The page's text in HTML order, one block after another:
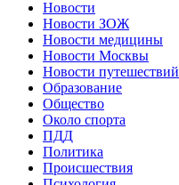
Новости
Новости ЗОЖ
Новости медицины
Новости Москвы
Новости путешествий
Образование
Общество
Около спорта
ПДД
Политика
Происшествия